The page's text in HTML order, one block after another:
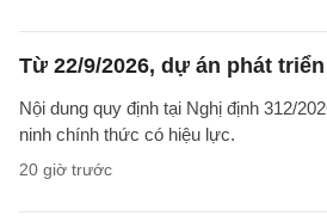
Từ 22/9/2026, dự án phát
Nội dung quy định tại Nghị định 312/
ninh chính thức có hiệu lực.
20 giờ trước